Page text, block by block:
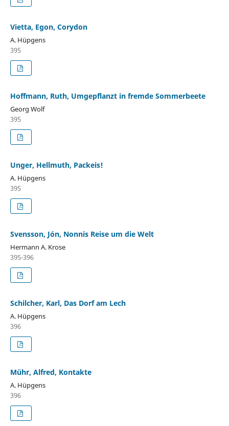
Vietta, Egon, Corydon
A. Hüpgens
395
Hoffmann, Ruth, Umgepflanzt in fremde Sommerbeete
Georg Wolf
395
Unger, Hellmuth, Packeis!
A. Hüpgens
395
Svensson, Jón, Nonnis Reise um die Welt
Hermann A. Krose
395-396
Schilcher, Karl, Das Dorf am Lech
A. Hüpgens
396
Mühr, Alfred, Kontakte
A. Hüpgens
396